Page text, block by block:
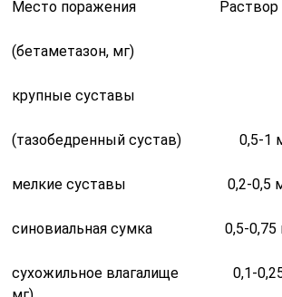
Место поражения Раствор
(бетаметазон, мг)
крупные суставы
(тазобедренный сустав) 0,5-1 мл
мелкие суставы 0,2-0,5 мл
синовиальная сумка 0,5-0,75
сухожильное влагалище 0,1-0,25